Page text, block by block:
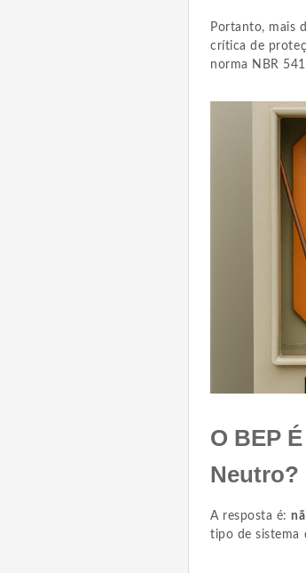
Portanto, mais
crítica de
norma NBR
O BEP
Neutro?
A resposta é:
tipo de sistema